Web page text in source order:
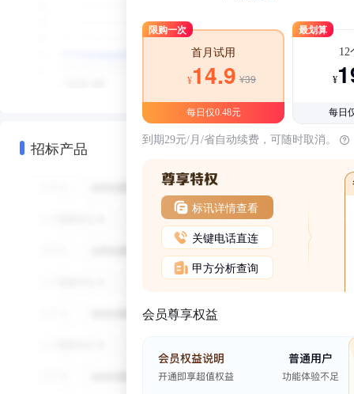
招标产品
限购一次
首月试用
¥14.9 ¥39
每日仅0.48元
最划算
12
¥
每日
到期29元/月/省自动续费，可随时取消。
标讯详情查看
关键电话直连
甲方分析查询
会员尊享权益